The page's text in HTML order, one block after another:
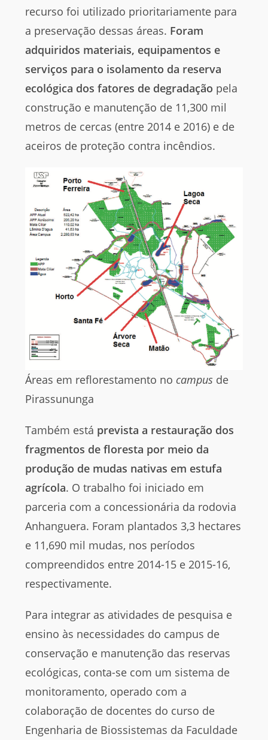
recurso foi utilizado prioritariamente para
a preservação dessas áreas. Foram
adquiridos materiais, equipamentos e
serviços para o isolamento da reserva
ecológica dos fatores de degradação pela
construção e manutenção de 11,300 mil
metros de cercas (entre 2014 e 2016) e de
aceiros de proteção contra incêndios.
Áreas em reflorestamento no campus de
Pirassununga
Também está prevista a restauração dos
fragmentos de floresta por meio da
produção de mudas nativas em estufa
agrícola. O trabalho foi iniciado em
parceria com a concessionária da rodovia
Anhanguera. Foram plantados 3,3 hectares
e 11,690 mil mudas, nos períodos
compreendidos entre 2014-15 e 2015-16,
respectivamente.
Para integrar as atividades de pesquisa e
ensino às necessidades do campus de
conservação e manutenção das reservas
ecológicas, conta-se com um sistema de
monitoramento, operado com a
colaboração de docentes do curso de
Engenharia de Biossistemas da Faculdade